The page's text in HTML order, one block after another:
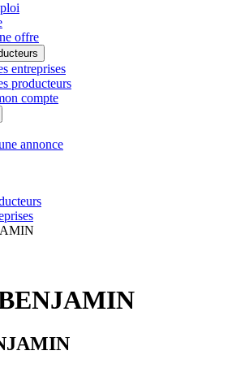
offre
entreprises
producteurs
compte
annonce